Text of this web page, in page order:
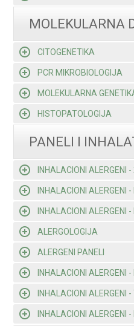
MOLEKULARNA
CITOGENETIKA
PCR MIKROBIOLOGIJA
MOLEKULARNA
HISTOPATOLOGIJA
PANELI I
INHALACIONI ALERGENI
INHALACIONI ALERGENI
INHALACIONI ALERGENI -
ALERGOLOGIJA
ALERGENI PANELI
INHALACIONI ALERGENI -
INHALACIONI ALERGENI
INHALACIONI ALERGENI -